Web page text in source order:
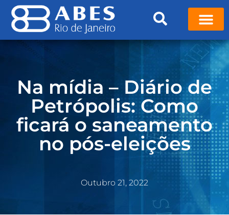
Na mídia – Diário de
Petrópolis: Como
ficará o saneamento
no pós-eleições
Outubro 21, 2022